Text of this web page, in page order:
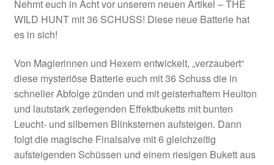
Nehmt euch in Acht vor unserem neuen Artikel – THE
WILD HUNT mit 36 SCHUSS! Diese neue Batterie hat
es in sich!
Von Magierinnen und Hexern entwickelt, „verzaubert“
diese mysteriöse Batterie euch mit 36 Schuss die in
schneller Abfolge zünden und mit geisterhaftem Heulton
und lautstark zerlegenden Effektbuketts mit bunten
Leucht- und silbernen Blinksternen aufsteigen. Dann
folgt die magische Finalsalve mit 6 gleichzeitig
aufsteigenden Schüssen und einem riesigen Bukett aus